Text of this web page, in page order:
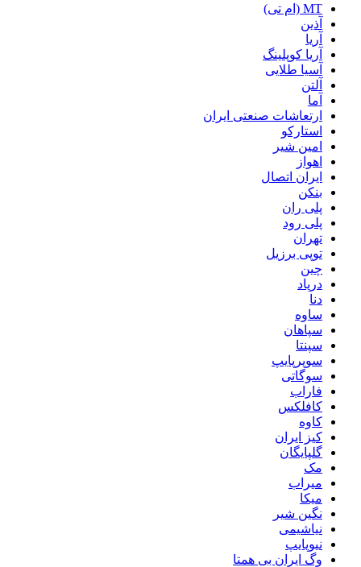
MT (ام تی)
آذین
آریا
آریا کوپلینگ
آسیا طلایی
آلتن
آما
ارتعاشات صنعتی ایران
استارکو
امین شیر
اهواز
ایران اتصال
بنکن
پلی ران
پلی رود
تهران
توپی برزیل
چین
درپاد
دنا
ساوه
سپاهان
سپنتا
سوپرپایپ
سوگاتی
فاراب
کافلکس
کاوه
کیز ایران
گلپایگان
مک
میراب
میکا
نگین شیر
نیاشیمی
نیوپایپ
وگ ایران بی همتا